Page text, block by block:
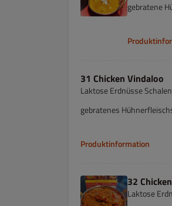
gebratene
31 Chicken Vindaloo
Laktose Erdnüsse
gebratenes
Produktinformation
32
Laktose